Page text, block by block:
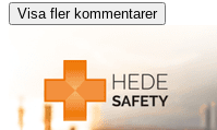
Visa fler kommentarer